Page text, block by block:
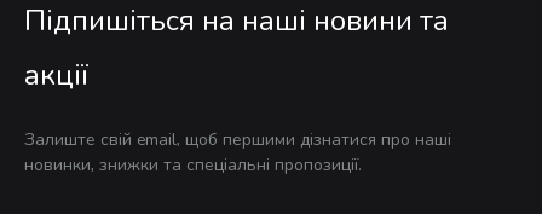
Підпишіться на наші новини та
акції
Залиште свій email, щоб першими дізнатися про наші
новинки, знижки та спеціальні пропозиції.